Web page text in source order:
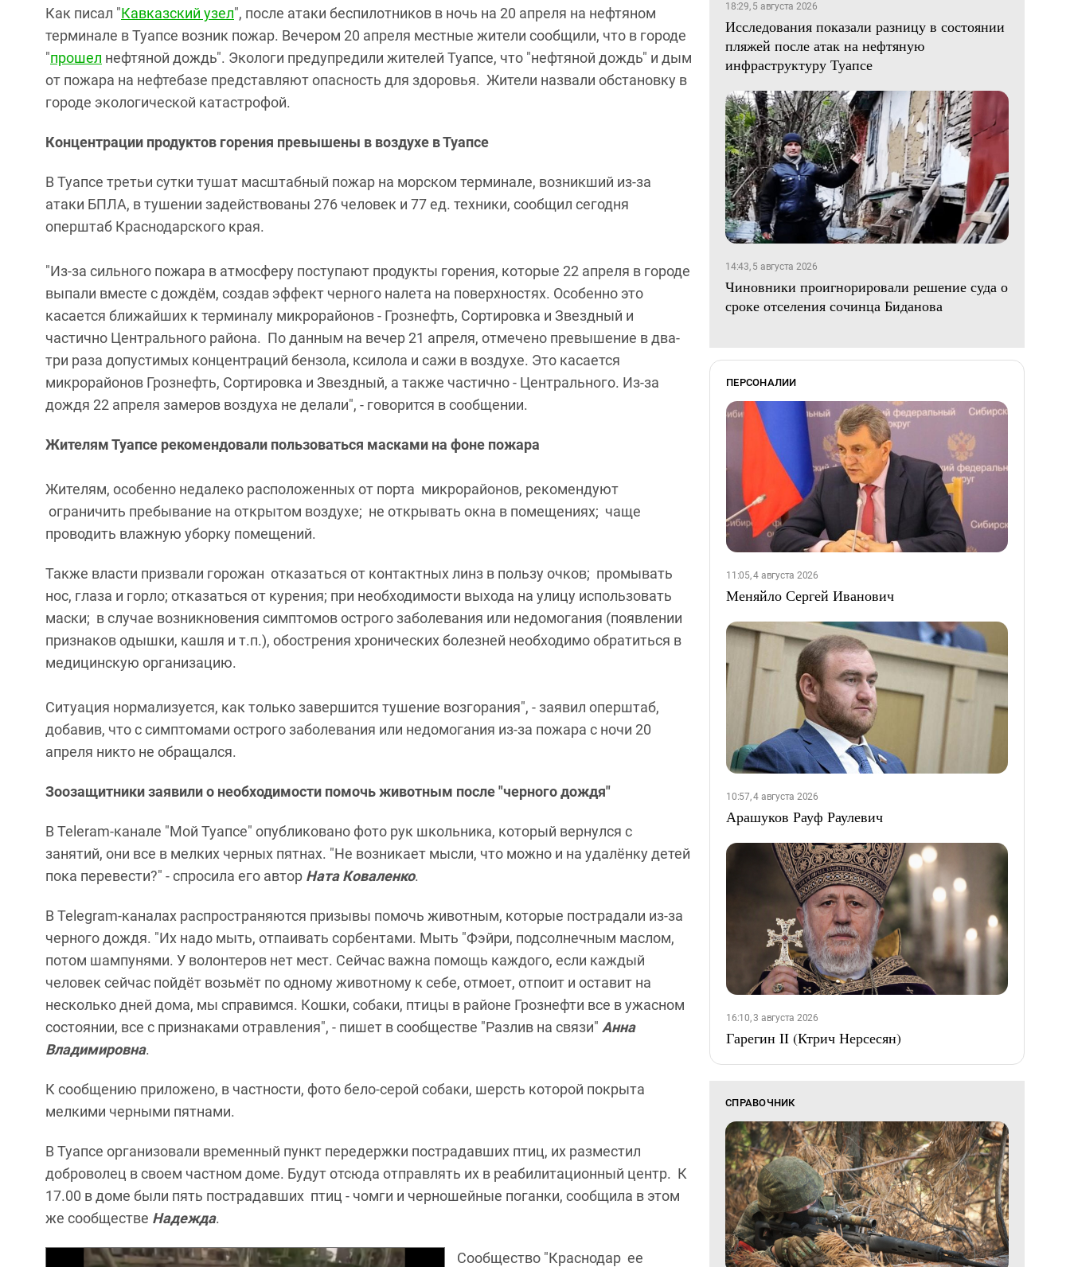
Как писал "Кавказский узел", после атаки беспилотников в ночь на 20 апреля на нефтяном
терминале в Туапсе возник пожар. Вечером 20 апреля местные жители сообщили, что в городе
"прошел нефтяной дождь". Экологи предупредили жителей Туапсе, что "нефтяной дождь" и дым
от пожара на нефтебазе представляют опасность для здоровья. Жители назвали обстановку в
городе экологической катастрофой.
Концентрации продуктов горения превышены в воздухе в Туапсе
В Туапсе третьи сутки тушат масштабный пожар на морском терминале, возникший из-за
атаки БПЛА, в тушении задействованы 276 человек и 77 ед. техники, сообщил сегодня
оперштаб Краснодарского края.
"Из-за сильного пожара в атмосферу поступают продукты горения, которые 22 апреля в городе
выпали вместе с дождём, создав эффект черного налета на поверхностях. Особенно это
касается ближайших к терминалу микрорайонов - Грознефть, Сортировка и Звездный и
частично Центрального района. По данным на вечер 21 апреля, отмечено превышение в два-
три раза допустимых концентраций бензола, ксилола и сажи в воздухе. Это касается
микрорайонов Грознефть, Сортировка и Звездный, а также частично - Центрального. Из-за
дождя 22 апреля замеров воздуха не делали", - говорится в сообщении.
Жителям Туапсе рекомендовали пользоваться масками на фоне пожара
Жителям, особенно недалеко расположенных от порта микрорайонов, рекомендуют
ограничить пребывание на открытом воздухе; не открывать окна в помещениях; чаще
проводить влажную уборку помещений.
Также власти призвали горожан отказаться от контактных линз в пользу очков; промывать
нос, глаза и горло; отказаться от курения; при необходимости выхода на улицу использовать
маски; в случае возникновения симптомов острого заболевания или недомогания (появлении
признаков одышки, кашля и т.п.), обострения хронических болезней необходимо обратиться в
медицинскую организацию.
Ситуация нормализуется, как только завершится тушение возгорания", - заявил оперштаб,
добавив, что с симптомами острого заболевания или недомогания из-за пожара с ночи 20
апреля никто не обращался.
Зоозащитники заявили о необходимости помочь животным после "черного дождя"
В Teleram-канале "Мой Туапсе" опубликовано фото рук школьника, который вернулся с
занятий, они все в мелких черных пятнах. "Не возникает мысли, что можно и на удалёнку детей
пока перевести?" - спросила его автор Ната Коваленко.
В Telegram-каналах распространяются призывы помочь животным, которые пострадали из-за
черного дождя. "Их надо мыть, отпаивать сорбентами. Мыть "Фэйри, подсолнечным маслом,
потом шампунями. У волонтеров нет мест. Сейчас важна помощь каждого, если каждый
человек сейчас пойдёт возьмёт по одному животному к себе, отмоет, отпоит и оставит на
несколько дней дома, мы справимся. Кошки, собаки, птицы в районе Грознефти все в ужасном
состоянии, все с признаками отравления", - пишет в сообществе "Разлив на связи" Анна
Владимировна.
К сообщению приложено, в частности, фото бело-серой собаки, шерсть которой покрыта
мелкими черными пятнами.
В Туапсе организовали временный пункт передержки пострадавших птиц, их разместил
доброволец в своем частном доме. Будут отсюда отправлять их в реабилитационный центр. К
17.00 в доме были пять пострадавших птиц - чомги и черношейные поганки, сообщила в этом
же сообществе Надежда.
Сообщество "Краснодар ее
18:29, 5 августа 2026
Исследования показали разницу в состоянии
пляжей после атак на нефтяную
инфраструктуру Туапсе
14:43, 5 августа 2026
Чиновники проигнорировали решение суда о
сроке отселения сочинца Биданова
ПЕРСОНАЛИИ
11:05, 4 августа 2026
Меняйло Сергей Иванович
10:57, 4 августа 2026
Арашуков Рауф Раулевич
16:10, 3 августа 2026
Гарегин II (Ктрич Нерсесян)
СПРАВОЧНИК